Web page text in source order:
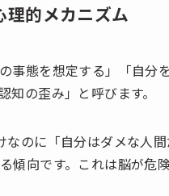
理的メカニズム
事態を想定する」「自
知の歪み」と呼びます。
のに「自分はダメな人
傾向です。これは脳が危